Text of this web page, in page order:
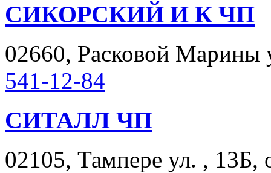
СИКОРСКИЙ И К ЧП
02660, Расковой
541-12-84
СИТАЛЛ ЧП
02105, Тампере ул. , 13Б,